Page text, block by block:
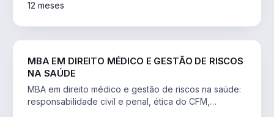
12 meses
MBA EM DIREITO MÉDICO E GESTÃO DE RISCOS
NA SAÚDE
MBA em direito médico e gestão de riscos na saúde:
responsabilidade civil e penal, ética do CFM,